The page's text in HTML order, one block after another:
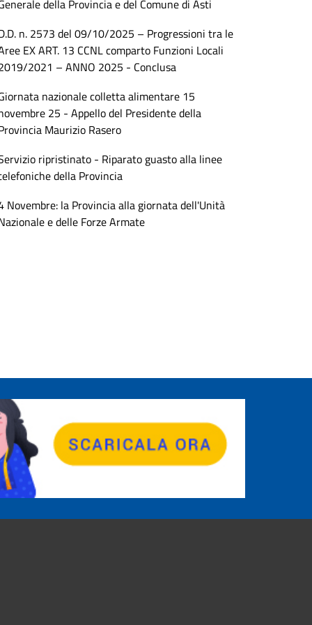
della Provincia e del Comune di Asti
n. 2573 del 09/10/2025 – Progressioni tra le
EX ART. 13 CCNL comparto Funzioni Locali
2021 – ANNO 2025 - Conclusa
nazionale colletta alimentare 15
25 - Appello del Presidente della
Maurizio Rasero
ripristinato - Riparato guasto alla linee
della Provincia
Novembre: la Provincia alla giornata dell'Unità
e delle Forze Armate